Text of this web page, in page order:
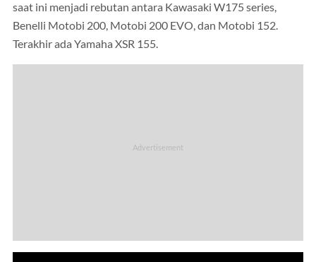
saat ini menjadi rebutan antara Kawasaki W175 series,
Benelli Motobi 200, Motobi 200 EVO, dan Motobi 152.
Terakhir ada Yamaha XSR 155.